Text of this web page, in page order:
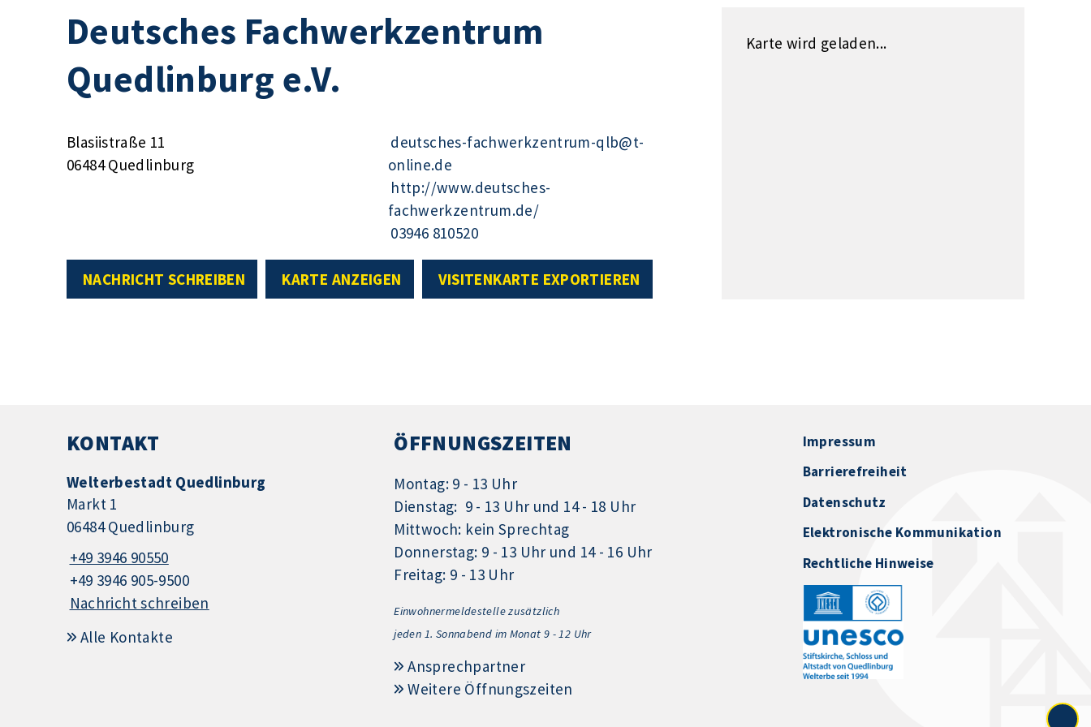
Deutsches Fachwerkzentrum
Quedlinburg e.V.
Blasiistraße 11
06484 Quedlinburg
deutsches-fachwerkzentrum-qlb@t-
online.de
http://www.deutsches-
fachwerkzentrum.de/
03946 810520
NACHRICHT SCHREIBEN KARTE ANZEIGEN VISITENKARTE EXPORTIEREN
Karte wird geladen...
KONTAKT
Welterbestadt Quedlinburg
Markt 1
06484 Quedlinburg
+49 3946 90550
+49 3946 905-9500
Nachricht schreiben
Alle Kontakte
ÖFFNUNGSZEITEN
Montag: 9 - 13 Uhr
Dienstag: 9 - 13 Uhr und 14 - 18 Uhr
Mittwoch: kein Sprechtag
Donnerstag: 9 - 13 Uhr und 14 - 16 Uhr
Freitag: 9 - 13 Uhr
Einwohnermeldestelle zusätzlich
jeden 1. Sonnabend im Monat 9 - 12 Uhr
Ansprechpartner
Weitere Öffnungszeiten
Impressum
Barrierefreiheit
Datenschutz
Elektronische Kommunikation
Rechtliche Hinweise